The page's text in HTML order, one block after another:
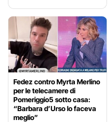
Fedez contro Myrta Merlino
per le telecamere di
Pomeriggio5 sotto casa:
“Barbara d’Urso lo faceva
meglio”